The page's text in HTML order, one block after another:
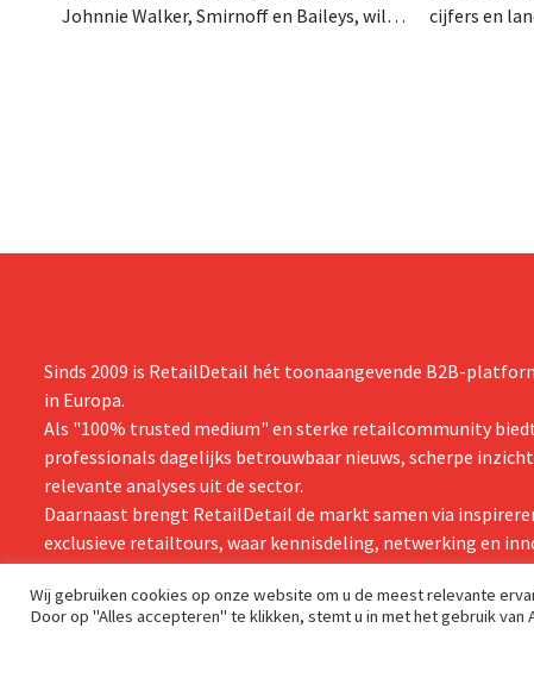
Johnnie Walker, Smirnoff en Baileys, wil
cijfers en
Sinds 2009 is RetailDetail hét toonaangevende B2B-
in Europa.
Als "100% trusted medium" en sterke retailcommunity
professionals dagelijks betrouwbaar nieuws, scherpe
relevante analyses uit de sector.
Daarnaast brengt RetailDetail de markt samen via
exclusieve retailtours, waar kennisdeling, netwerking en
centraal staan.
Wij gebruiken cookies op onze website om u de meest relevante
Door op "Alles accepteren" te klikken, stemt u in met het gebruik van